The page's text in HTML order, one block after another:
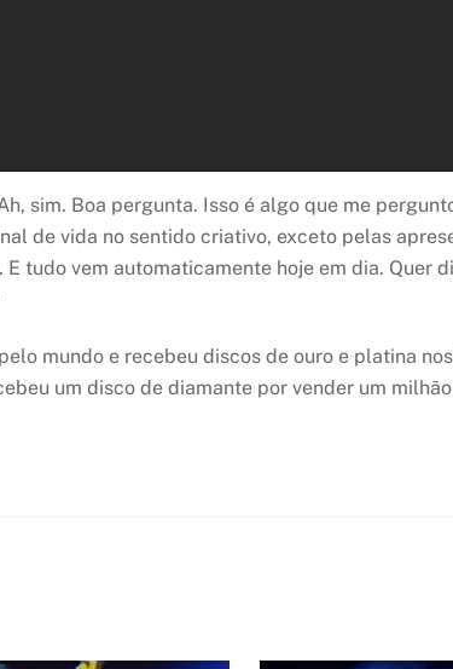
sim. Boa pergunta. Isso é algo que me
de vida no sentido criativo, exceto pelas
tudo vem automaticamente hoje em dia. Quer
mundo e recebeu discos de ouro e platina
um disco de diamante por vender um